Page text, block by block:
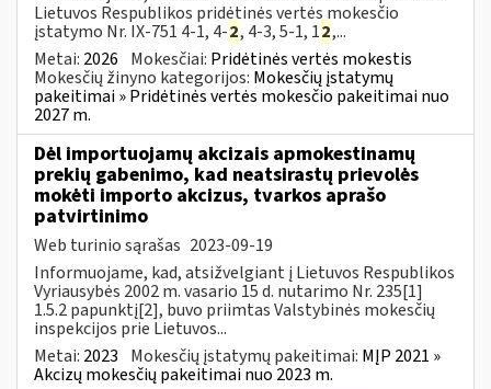
Lietuvos Respublikos pridėtinės vertės mokesčio
įstatymo Nr. IX-751 4-1, 4-2, 4-3, 5-1, 12,...
Metai: 2026 Mokesčiai: Pridėtinės vertės mokestis
Mokesčių žinyno kategorijos: Mokesčių įstatymų
pakeitimai » Pridėtinės vertės mokesčio pakeitimai nuo
2027 m.
Dėl importuojamų akcizais apmokestinamų
prekių gabenimo, kad neatsirastų prievolės
mokėti importo akcizus, tvarkos aprašo
patvirtinimo
Web turinio sąrašas 2023-09-19
Informuojame, kad, atsižvelgiant į Lietuvos Respublikos
Vyriausybės 2002 m. vasario 15 d. nutarimo Nr. 235[1]
1.5.2 papunktį[2], buvo priimtas Valstybinės mokesčių
inspekcijos prie Lietuvos...
Metai: 2023 Mokesčių įstatymų pakeitimai: MĮP 2021 »
Akcizų mokesčių pakeitimai nuo 2023 m.